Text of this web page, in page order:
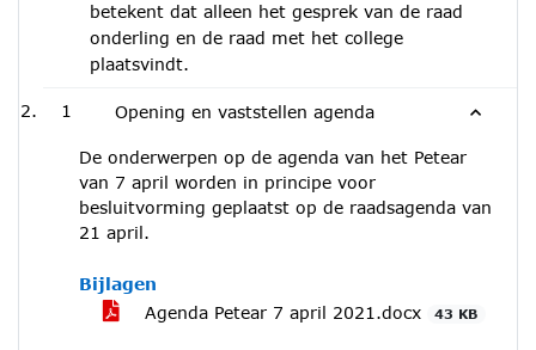
betekent dat alleen het gesprek van de raad
onderling en de raad met het college
plaatsvindt.
1 Opening en vaststellen agenda
De onderwerpen op de agenda van het Petear
van 7 april worden in principe voor
besluitvorming geplaatst op de raadsagenda van
21 april.
Bijlagen
Agenda Petear 7 april 2021.docx
43 KB